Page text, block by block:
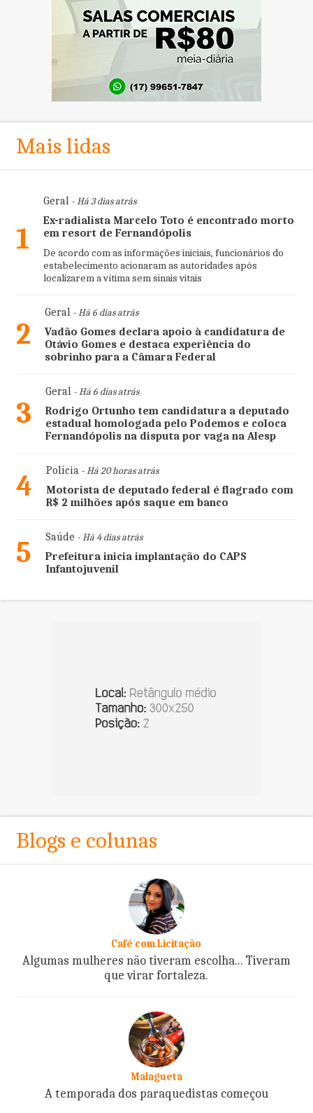
Mais lidas
1
Geral- Há 3 dias atrás
Ex-radialista Marcelo Toto é encontrado morto
em resort de Fernandópolis
De acordo com as informações iniciais, funcionários do
estabelecimento acionaram as autoridades após
localizarem a vítima sem sinais vitais
2
Geral- Há 6 dias atrás
Vadão Gomes declara apoio à candidatura de
Otávio Gomes e destaca experiência do
sobrinho para a Câmara Federal
3
Geral- Há 6 dias atrás
Rodrigo Ortunho tem candidatura a deputado
estadual homologada pelo Podemos e coloca
Fernandópolis na disputa por vaga na Alesp
4 Polícia- Há 20 horas atrás
Motorista de deputado federal é flagrado com
R$ 2 milhões após saque em banco
5 Saúde - Há 4 dias atrás
Prefeitura inicia implantação do CAPS
Infantojuvenil
Blogs e colunas
Café com Licitação
Algumas mulheres não tiveram escolha... Tiveram
que virar fortaleza.
Malagueta
A temporada dos paraquedistas começou